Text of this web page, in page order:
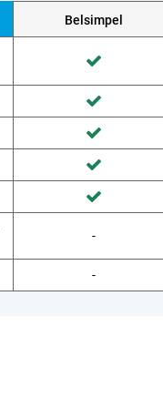
Belsimpel
Wordt gedaan door
Wordt gedaan door
Wordt gedaan door
Wordt gedaan door
Wordt gedaan door
Wordt niet gedaan door
-
Wordt niet gedaan door
-